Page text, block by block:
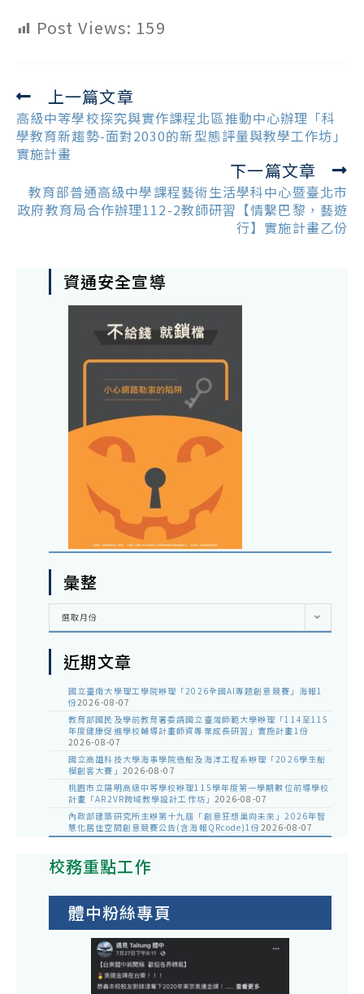
Post Views: 159
Read
more
articles
上一篇文章
高級中等學校探究與實作課程北區推動中心辦理「科
學教育新趨勢-面對2030的新型態評量與教學工作坊」
實施計畫
下一篇文章
教育部普通高級中學課程藝術生活學科中心暨臺北市
政府教育局合作辦理112-2教師研習【情繫巴黎，藝遊
行】實施計畫乙份
資通安全宣導
彙整
彙
選取月份
近期文章
國立臺南大學理工學院辦理「2026全國AI專題創意競賽」海報1
份2026-08-07
教育部國民及學前教育署委請國立臺灣師範大學辦理「114至115
年度健康促進學校輔導計畫師資專業成長研習」實施計畫1份
2026-08-07
國立高雄科技大學海事學院造船及海洋工程系辦理「2026學生船
模創客大賽」 2026-08-07
桃園市立陽明高級中等學校辦理115學年度第一學期數位前導學校
計畫「AR2VR跨域教學設計工作坊」 2026-08-07
內政部建築研究所主辦第十九屆「創意狂想巢向未來」2026年智
慧化居住空間創意競賽公告(含海報QRcode)1份2026-08-07
校務重點工作
體中粉絲專頁